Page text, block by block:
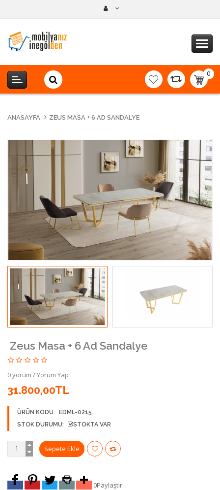
0
-
ANASAYFA ZEUS MASA + 6 AD SANDALYE
Zeus Masa + 6 Ad Sandalye
0 yorum /Yorum Yap
31.800,00TL
ÜRÜN KODU:
EDML-0215
STOK DURUMU:
STOKTA VAR
0Paylaştır